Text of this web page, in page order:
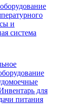
и
система
для
питания